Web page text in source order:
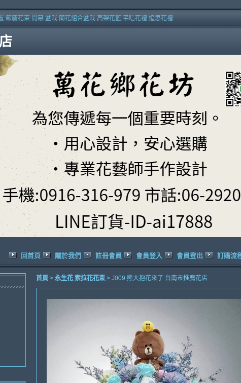
節慶花束 開幕 盆栽 蘭花組合盆栽 高架花籃 弔唁花禮 追思花禮
回首頁 關於我們 註冊會員 會員登入 會員登出 訂購流
首頁 > 永生花 索拉花花束 > J009 熊大抱花來了 台南市推廌花店